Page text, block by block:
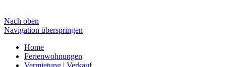
Nach oben
Navigation überspringen
Home
Ferienwohnungen